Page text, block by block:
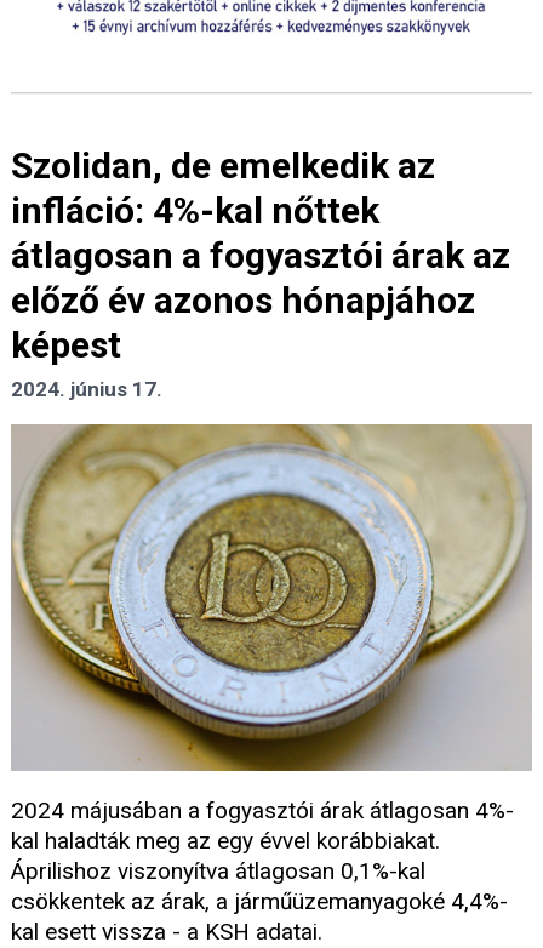
Szolidan, de emelkedik az
infláció: 4%-kal nőttek
átlagosan a fogyasztói árak az
előző év azonos hónapjához
képest
2024. június 17.
2024 májusában a fogyasztói árak átlagosan 4%-
kal haladták meg az egy évvel korábbiakat.
Áprilishoz viszonyítva átlagosan 0,1%-kal
csökkentek az árak, a járműüzemanyagoké 4,4%-
kal esett vissza - a KSH adatai.